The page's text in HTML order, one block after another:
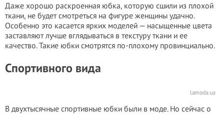
Даже хорошо раскроенная юбка, которую сшили из плохой
ткани, не будет смотреться на фигуре женщины удачно.
Особенно это касается ярких моделей — насыщенные цвета
заставляют лучше вглядываться в текстуру ткани и ее
качество. Такие юбки смотрятся по-плохому провинциально.
Спортивного вида
lamoda.ua
В двухтысячные спортивные юбки были в моде. Но сейчас о